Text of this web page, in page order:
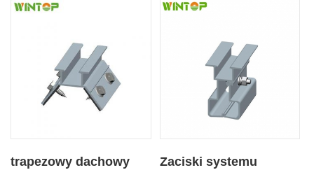
trapezowy dachowy
Zaciski systemu